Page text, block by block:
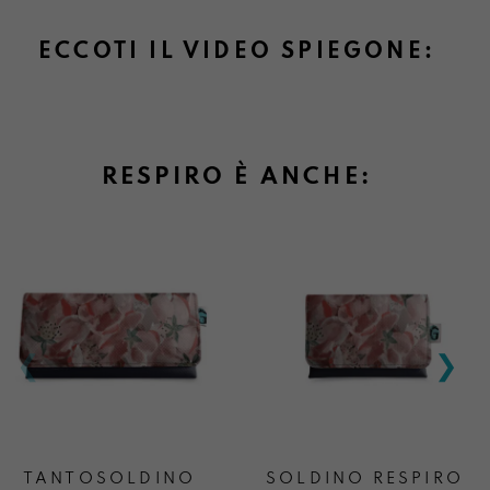
ECCOTI IL VIDEO SPIEGONE:
RESPIRO È ANCHE:
TANTOSOLDINO SOLDINO RESPIRO